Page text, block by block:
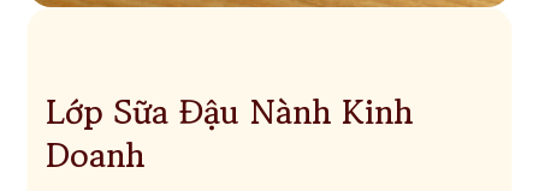
Lớp Sữa Đậu Nành Kinh
Doanh